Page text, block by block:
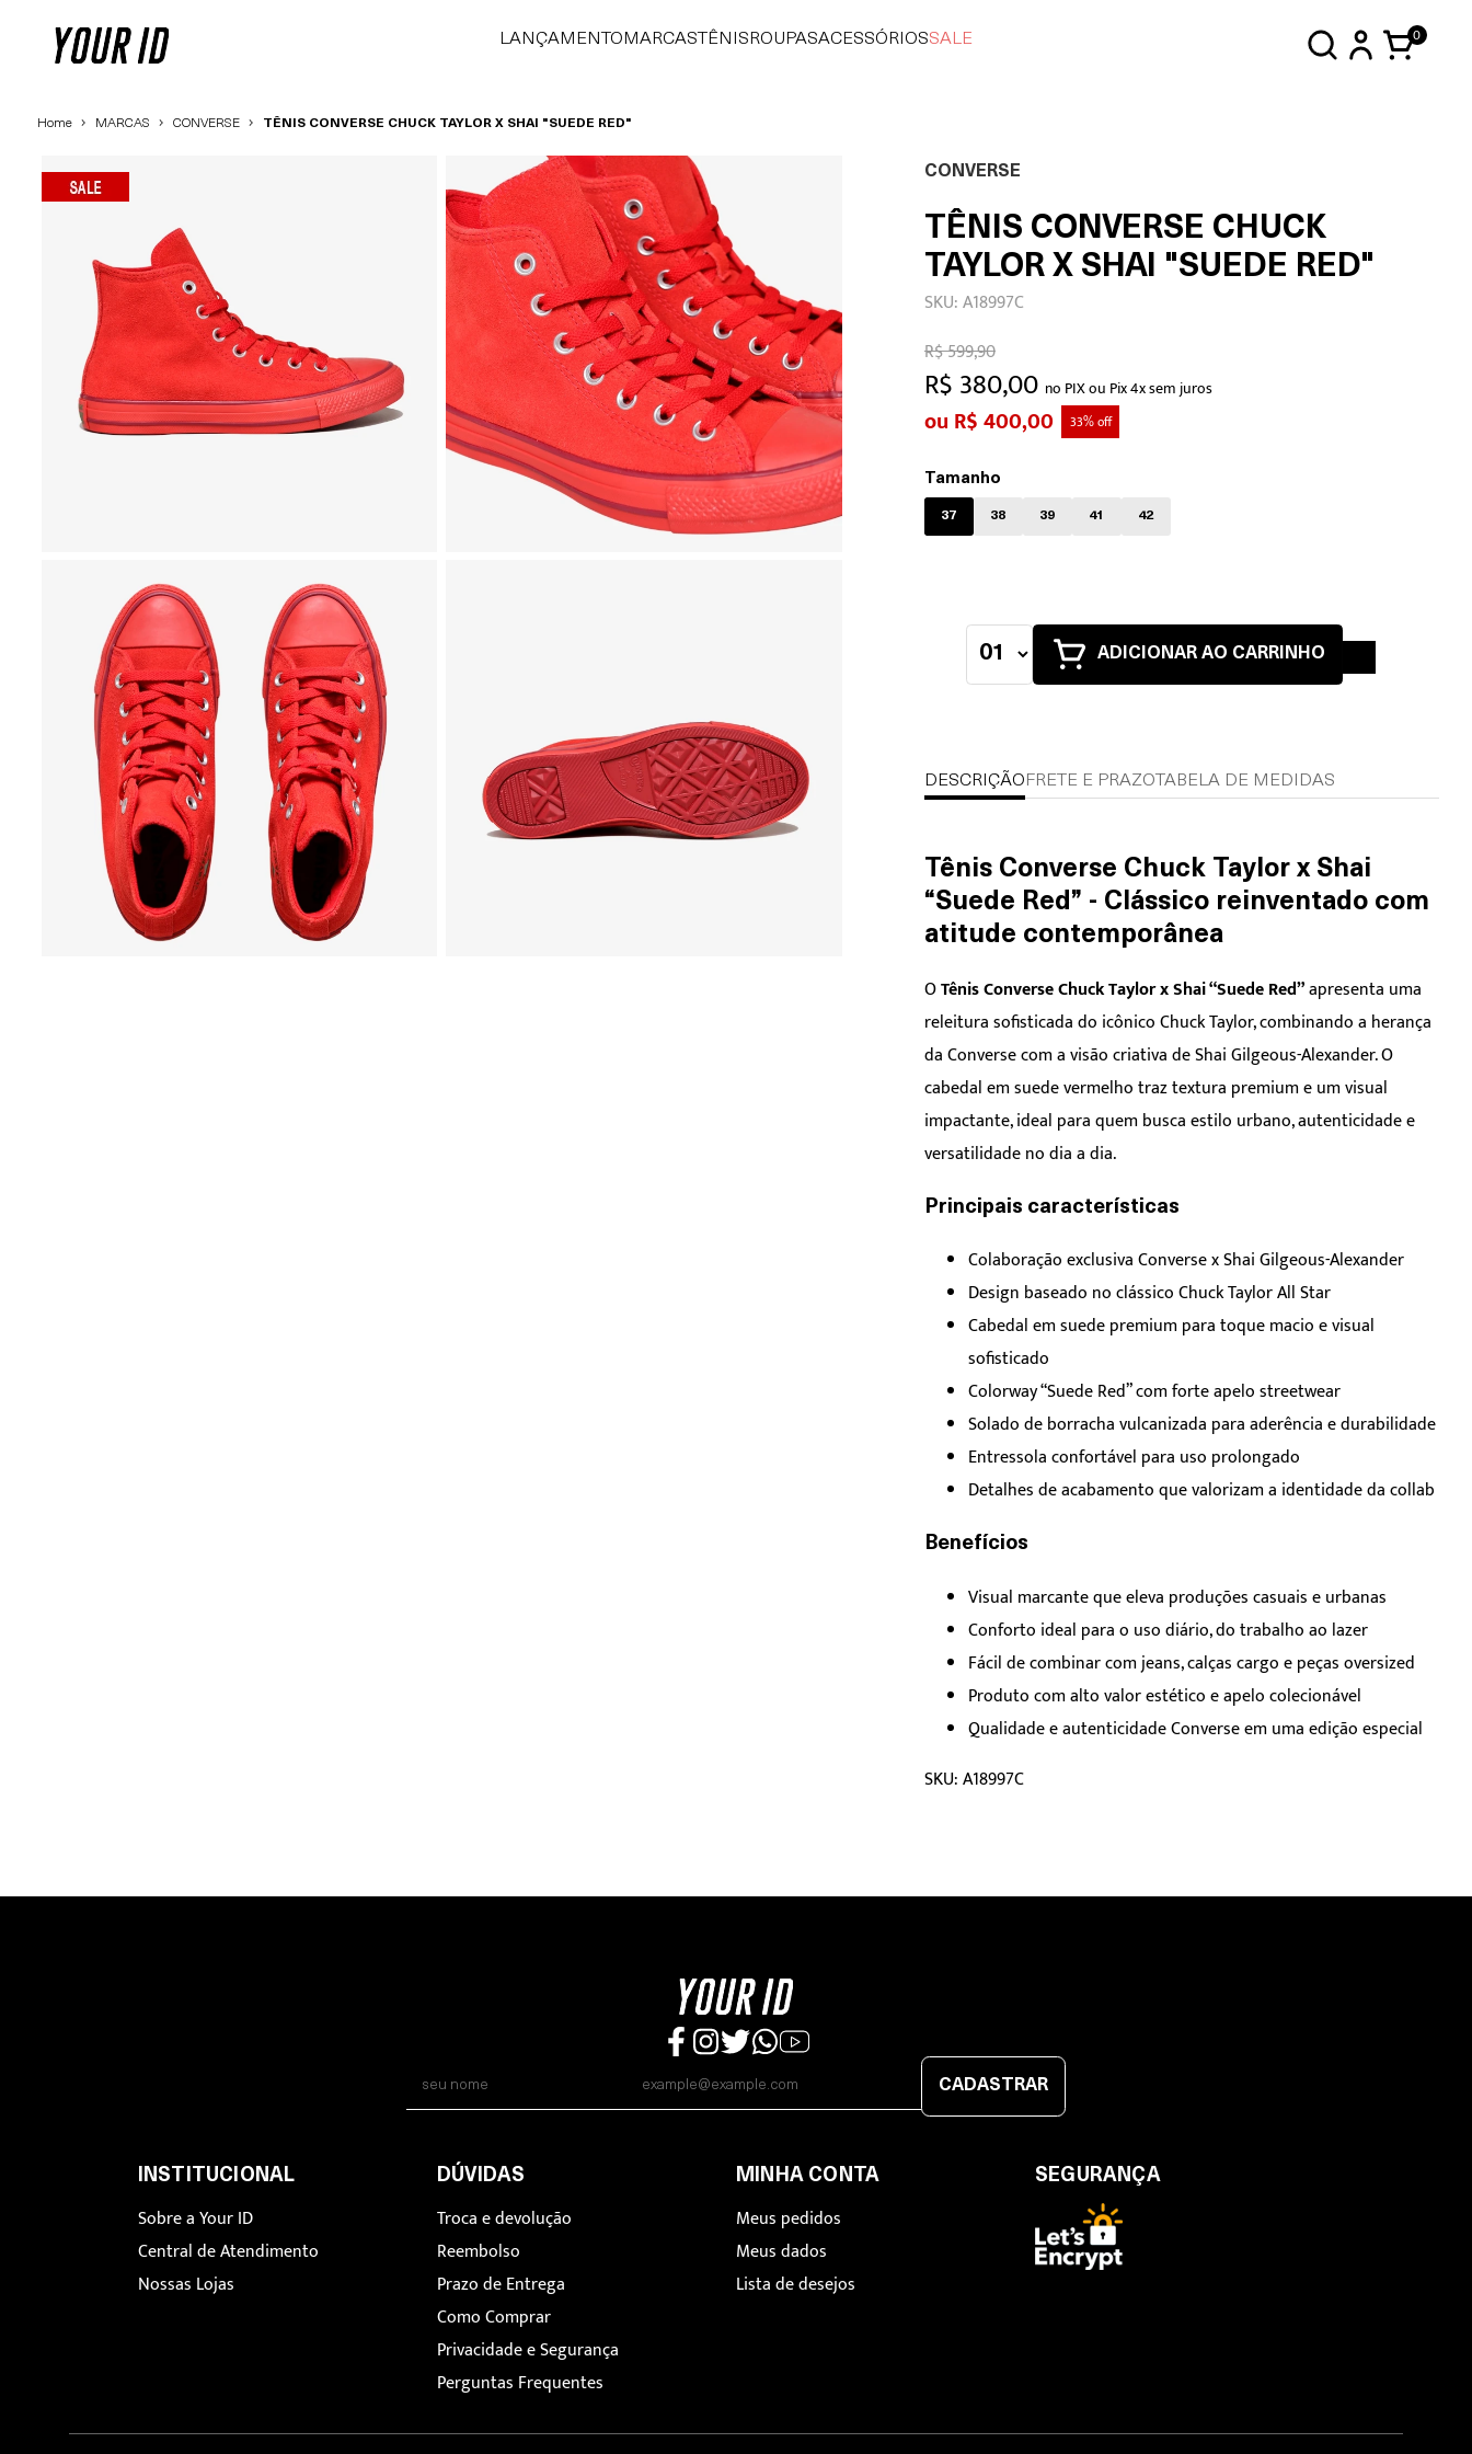
LANÇAMENTO MARCAS TÊNIS ROUPASACESSÓRIOSSALE 0
Home MARCAS CONVERSE TÊNIS CONVERSE CHUCK TAYLOR X SHAI "SUEDE RED"
CONVERSE
TÊNIS CONVERSE CHUCK
TAYLOR X SHAI "SUEDE RED"
SKU: A18997C
R$ 380,00 no PIX ou Pix 4x sem juros
R$ 599,90
R$ 400,00 33% off
Tamanho
37 38 39 41 42
ADICIONAR AO CARRINHO
DESCRIÇÃO FRETE E PRAZOTABELA DE MEDIDAS
Tênis Converse Chuck Taylor x Shai
“Suede Red” - Clássico reinventado com
atitude contemporânea
OTênis Converse Chuck Taylor x Shai “Suede Red”apresenta uma
releitura sofisticada do icônico Chuck Taylor, combinando a herança
da Converse com a visão criativa de Shai Gilgeous-Alexander. O
cabedal em suede vermelho traz textura premium e um visual
impactante, ideal para quem busca estilo urbano, autenticidade e
versatilidade no dia a dia.
Principais características
Colaboração exclusiva Converse x Shai Gilgeous-Alexander
Design baseado no clássico Chuck Taylor All Star
Cabedal em suede premium para toque macio e visual
sofisticado
Colorway “Suede Red” com forte apelo streetwear
Solado de borracha vulcanizada para aderência e durabilidade
Entressola confortável para uso prolongado
Detalhes de acabamento que valorizam a identidade da collab
Benefícios
Visual marcante que eleva produções casuais e urbanas
Conforto ideal para o uso diário, do trabalho ao lazer
Fácil de combinar com jeans, calças cargo e peças oversized
Produto com alto valor estético e apelo colecionável
Qualidade e autenticidade Converse em uma edição especial
SKU: A18997C
CADASTRAR
INSTITUCIONAL
Sobre a Your ID
Central de Atendimento
Nossas Lojas
DÚVIDAS
Troca e devolução
Reembolso
Prazo de Entrega
Como Comprar
Privacidade e Segurança
Perguntas Frequentes
MINHA CONTA
Meus pedidos
Meus dados
Lista de desejos
SEGURANÇA